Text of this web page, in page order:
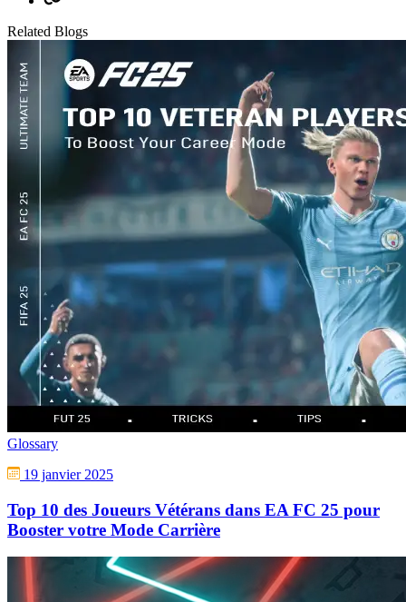
Related Blogs
Glossary
19 janvier 2025
Top 10 des Joueurs Vétérans dans EA FC 25 pour
Booster votre Mode Carrière